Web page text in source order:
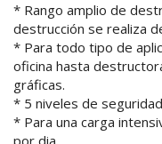
* Rango amplio de
destrucción se realiza
* Para todo tipo de
oficina hasta
gráficas.
* 5 niveles de
* Para una carga